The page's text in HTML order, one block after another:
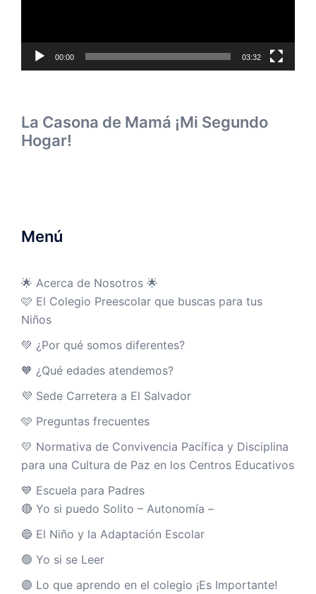
00:00 03:32
La Casona de Mamá ¡Mi Segundo
Hogar!
Menú
🌟 Acerca de Nosotros 🌟
🩷 El Colegio Preescolar que buscas para tus
Niños
💚 ¿Por qué somos diferentes?
🧡 ¿Qué edades atendemos?
💜 Sede Carretera a El Salvador
🩵 Preguntas frecuentes
💛 Normativa de Convivencia Pacífica y Disciplina
para una Cultura de Paz en los Centros Educativos
💙 Escuela para Padres
🔴 Yo si puedo Solito – Autonomía –
🔵 El Niño y la Adaptación Escolar
🟢 Yo si se Leer
🟣 Lo que aprendo en el colegio ¡Es Importante!